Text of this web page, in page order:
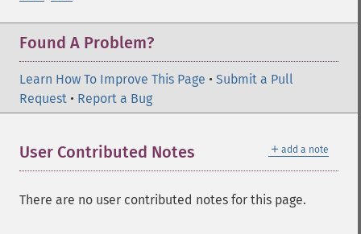
Found A Problem?
Learn How To Improve This Page • Submit a Pull
Request • Report a Bug
＋ add a note
User Contributed Notes
There are no user contributed notes for this page.